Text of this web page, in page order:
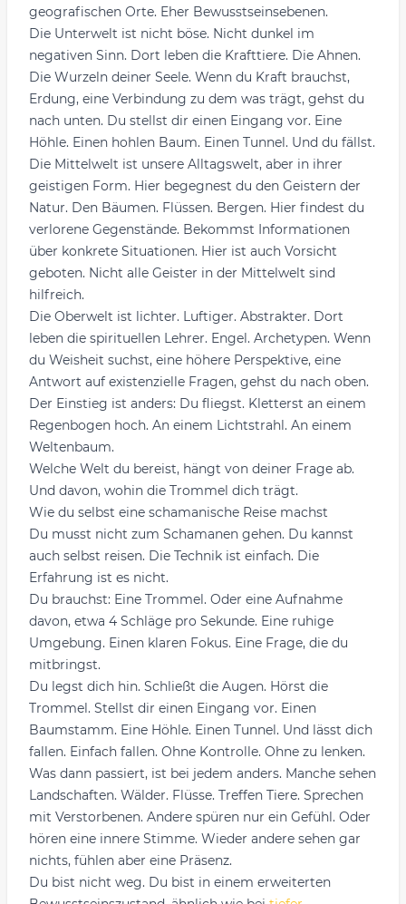
geografischen Orte. Eher Bewusstseinsebenen.
Die Unterwelt ist nicht böse. Nicht dunkel im
negativen Sinn. Dort leben die Krafttiere. Die Ahnen.
Die Wurzeln deiner Seele. Wenn du Kraft brauchst,
Erdung, eine Verbindung zu dem was trägt, gehst du
nach unten. Du stellst dir einen Eingang vor. Eine
Höhle. Einen hohlen Baum. Einen Tunnel. Und du fällst.
Die Mittelwelt ist unsere Alltagswelt, aber in ihrer
geistigen Form. Hier begegnest du den Geistern der
Natur. Den Bäumen. Flüssen. Bergen. Hier findest du
verlorene Gegenstände. Bekommst Informationen
über konkrete Situationen. Hier ist auch Vorsicht
geboten. Nicht alle Geister in der Mittelwelt sind
hilfreich.
Die Oberwelt ist lichter. Luftiger. Abstrakter. Dort
leben die spirituellen Lehrer. Engel. Archetypen. Wenn
du Weisheit suchst, eine höhere Perspektive, eine
Antwort auf existenzielle Fragen, gehst du nach oben.
Der Einstieg ist anders: Du fliegst. Kletterst an einem
Regenbogen hoch. An einem Lichtstrahl. An einem
Weltenbaum.
Welche Welt du bereist, hängt von deiner Frage ab.
Und davon, wohin die Trommel dich trägt.
Wie du selbst eine schamanische Reise machst
Du musst nicht zum Schamanen gehen. Du kannst
auch selbst reisen. Die Technik ist einfach. Die
Erfahrung ist es nicht.
Du brauchst: Eine Trommel. Oder eine Aufnahme
davon, etwa 4 Schläge pro Sekunde. Eine ruhige
Umgebung. Einen klaren Fokus. Eine Frage, die du
mitbringst.
Du legst dich hin. Schließt die Augen. Hörst die
Trommel. Stellst dir einen Eingang vor. Einen
Baumstamm. Eine Höhle. Einen Tunnel. Und lässt dich
fallen. Einfach fallen. Ohne Kontrolle. Ohne zu lenken.
Was dann passiert, ist bei jedem anders. Manche sehen
Landschaften. Wälder. Flüsse. Treffen Tiere. Sprechen
mit Verstorbenen. Andere spüren nur ein Gefühl. Oder
hören eine innere Stimme. Wieder andere sehen gar
nichts, fühlen aber eine Präsenz.
Du bist nicht weg. Du bist in einem erweiterten